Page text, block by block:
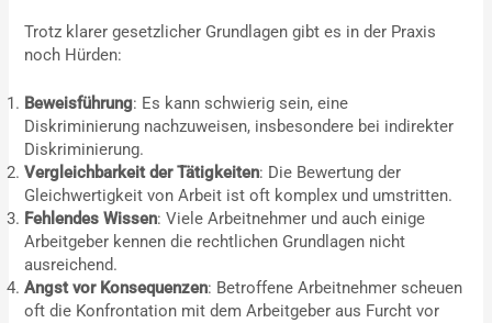
Trotz klarer gesetzlicher Grundlagen gibt es in der Praxis
noch Hürden:
Beweisführung: Es kann schwierig sein, eine
Diskriminierung nachzuweisen, insbesondere bei indirekter
Diskriminierung.
Vergleichbarkeit der Tätigkeiten: Die Bewertung der
Gleichwertigkeit von Arbeit ist oft komplex und umstritten.
Fehlendes Wissen: Viele Arbeitnehmer und auch einige
Arbeitgeber kennen die rechtlichen Grundlagen nicht
ausreichend.
Angst vor Konsequenzen: Betroffene Arbeitnehmer scheuen
oft die Konfrontation mit dem Arbeitgeber aus Furcht vor